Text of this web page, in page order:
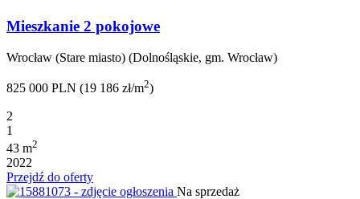
Mieszkanie 2 pokojowe
Wrocław (Stare miasto) (Dolnośląskie, gm. Wrocław)
825 000 PLN (19 186 zł/m2)
2
1
43 m2
2022
Przejdź do oferty
Na sprzedaż